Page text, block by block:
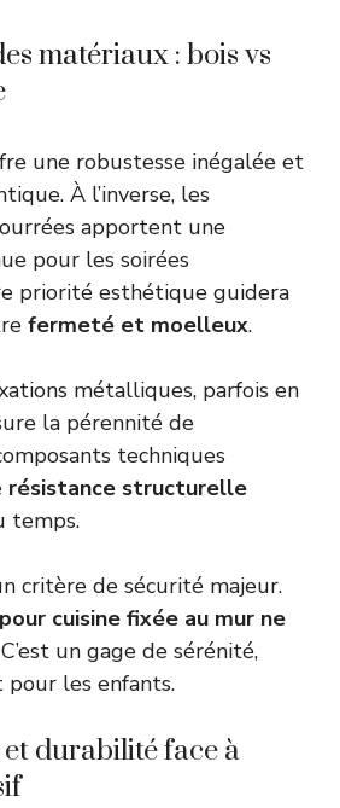
matériaux : bois vs
une robustesse inégalée et
À l’inverse, les
apportent une
pour les soirées
priorité esthétique guidera
fermeté et moelleux.
métalliques, parfois en
la pérennité de
techniques
résistance structurelle
temps.
critère de sécurité majeur.
cuisine fixée au mur ne
un gage de sérénité,
les enfants.
durabilité face à